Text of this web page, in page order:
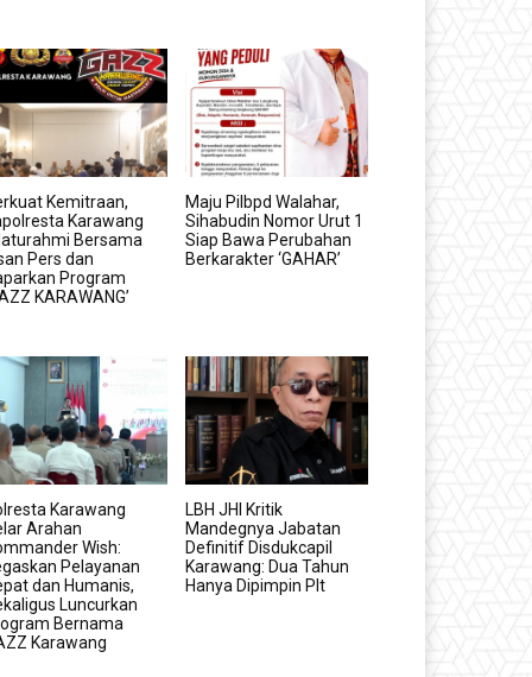
Kemitraan,
Karawang
Bersama
Pers dan
Program
KARAWANG’
Maju Pilbpd Walahar,
Sihabudin Nomor Urut 1
Siap Bawa Perubahan
Berkarakter ‘GAHAR’
Karawang
Arahan
Wish:
Pelayanan
dan Humanis,
Luncurkan
Bernama
Karawang
LBH JHI Kritik
Mandegnya Jabatan
Definitif Disdukcapil
Karawang: Dua Tahun
Hanya Dipimpin Plt